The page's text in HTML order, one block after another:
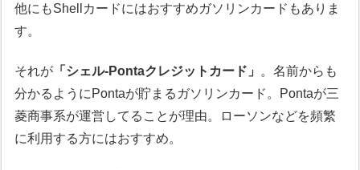
他にもShellカードにはおすすめガソリンカードもありま
す。
それが 「シェル-Pontaクレジットカード」 。名前からも
分かるようにPontaが貯まるガソリンカード。Pontaが三
菱商事系が運営してることが理由。ローソンなどを頻繁
に利用する方にはおすすめ。